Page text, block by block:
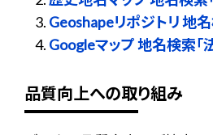
Geoshapeリポジトリ 地名
Googleマップ 地名検索「
品質向上への取り組み